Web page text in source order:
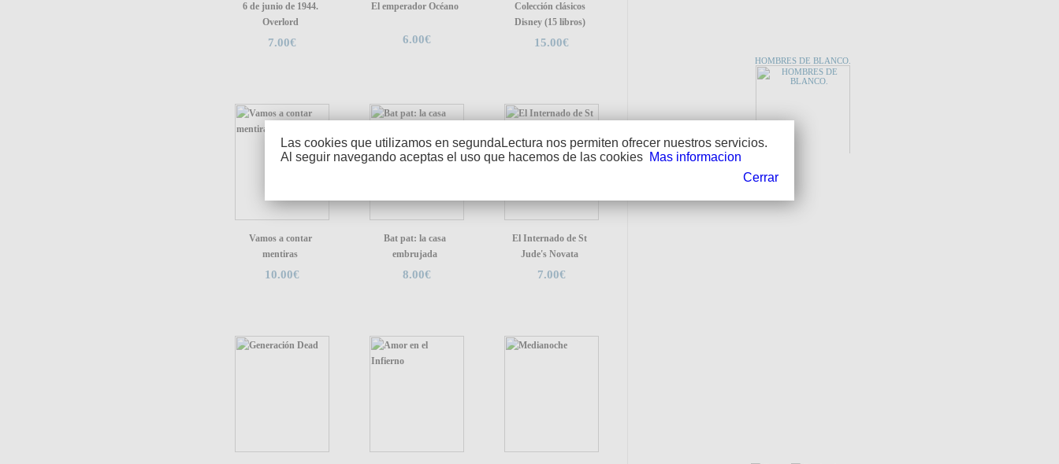
6 de junio de 1944.
Overlord
7.00€
El emperador Océano
6.00€
Colección clásicos
Disney (15 libros)
15.00€
Vamos a contar
mentiras
10.00€
Bat pat: la casa
embrujada
8.00€
El Internado de St
Jude's Novata
7.00€
Las cookies que utilizamos en segundaLectura nos permiten ofrecer nuestros servicios.
Al seguir navegando aceptas el uso que hacemos de las cookies Mas informacion
Cerrar